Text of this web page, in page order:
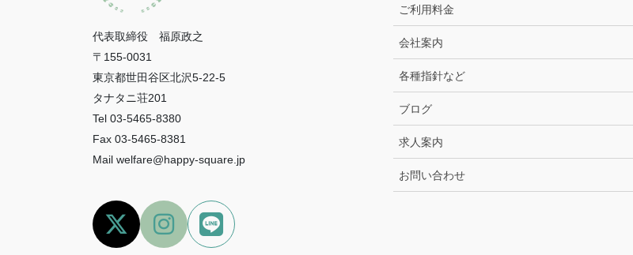
代表取締役 福原政之
〒155-0031
東京都世田谷区北沢5-22-5
タナタニ荘201
Tel 03-5465-8380
Fax 03-5465-8381
Mail welfare@happy-square.jp
ご利用料金
会社案内
各種指針など
ブログ
求人案内
お問い合わせ